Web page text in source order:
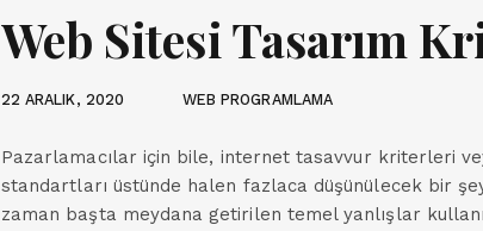
Web Sitesi Tasarım
22 ARALIK, 2020 WEB PROGRAMLAMA
Pazarlamacılar için bile, internet tasavvur kriterleri
standartları üstünde halen fazlaca düşünülecek bir
zaman başta meydana getirilen temel yanlışlar